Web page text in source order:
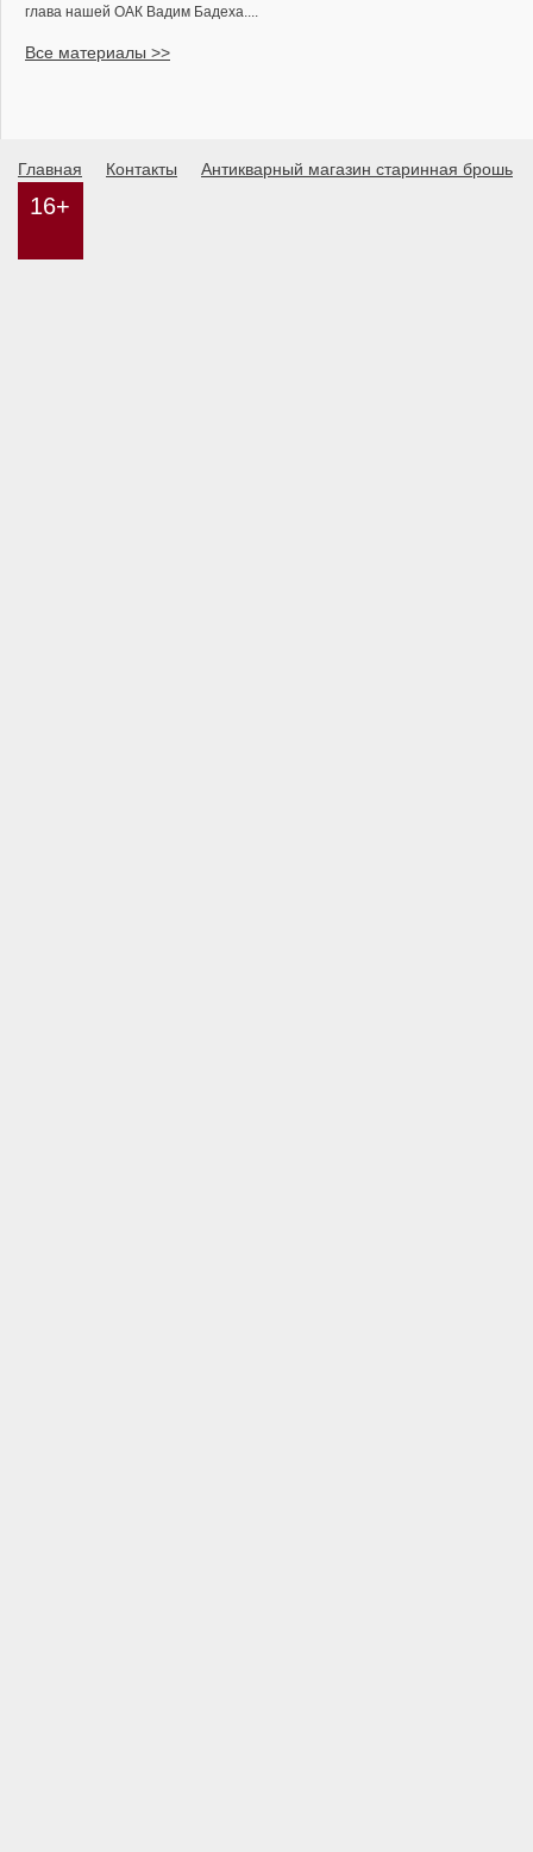
глава нашей ОАК Вадим Бадеха....
Все материалы >>
Главная Контакты Антикварный магазин старинная брошь
16+